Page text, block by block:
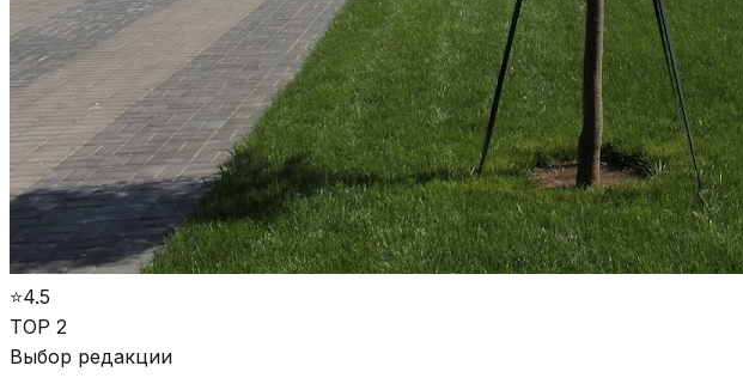
⭐4.5
TOP 2
Выбор редакции